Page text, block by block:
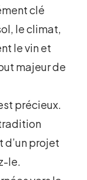
clé
le climat,
le vin et
majeur de
précieux.
d’un projet
le.